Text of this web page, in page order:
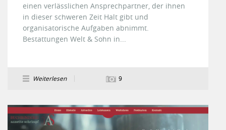
einen verlässlichen Ansprechpartner, der ihnen
in dieser schweren Zeit Halt gibt und
organisatorische Aufgaben abnimmt.
Bestattungen Welt & Sohn in...
Weiterlesen 9